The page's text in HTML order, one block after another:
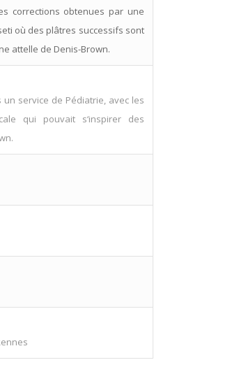
corrections obtenues par une
où des plâtres successifs sont
attelle de Denis-Brown.
service de Pédiatrie, avec les
qui pouvait s‘inspirer des